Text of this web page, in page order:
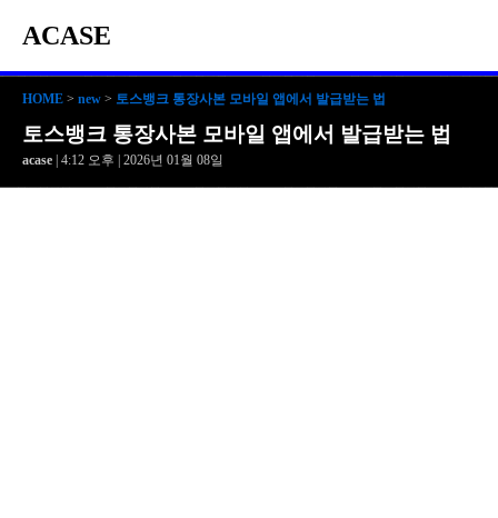
ACASE
HOME > new > 토스뱅크 통장사본 모바일 앱에서 발급받는 법
토스뱅크 통장사본 모바일 앱에서 발급받는 법
acase | 4:12 오후 | 2026년 01월 08일